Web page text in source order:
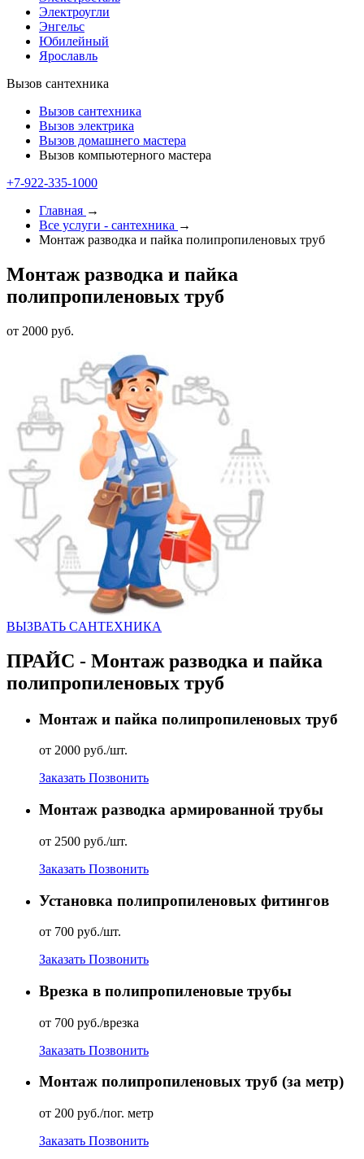
Электроугли
Энгельс
Юбилейный
Ярославль
Вызов сантехника
Вызов сантехника
Вызов электрика
Вызов домашнего мастера
Вызов компьютерного мастера
+7-922-335-1000
Главная →
Все услуги - cантехника →
Монтаж разводка и пайка полипропиленовых труб
Монтаж разводка и пайка
полипропиленовых труб
от 2000 руб.
ВЫЗВАТЬ CАНТЕХНИКА
ПРАЙС - Монтаж разводка и пайка
полипропиленовых труб
Монтаж и пайка полипропиленовых труб
от 2000 руб./шт.
Заказать Позвонить
Монтаж разводка армированной трубы
от 2500 руб./шт.
Заказать Позвонить
Установка полипропиленовых фитингов
от 700 руб./шт.
Заказать Позвонить
Врезка в полипропиленовые трубы
от 700 руб./врезка
Заказать Позвонить
Монтаж полипропиленовых труб (за метр)
от 200 руб./пог. метр
Заказать Позвонить